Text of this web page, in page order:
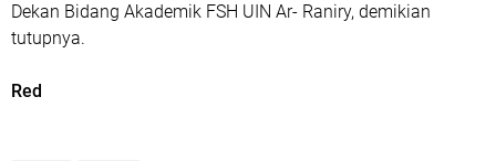
Dekan Bidang Akademik FSH UIN Ar- Raniry, demikian
tutupnya.
Red